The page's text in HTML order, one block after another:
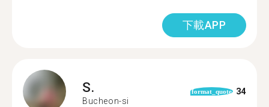
下載APP
S.
Bucheon-si
format_quote 34